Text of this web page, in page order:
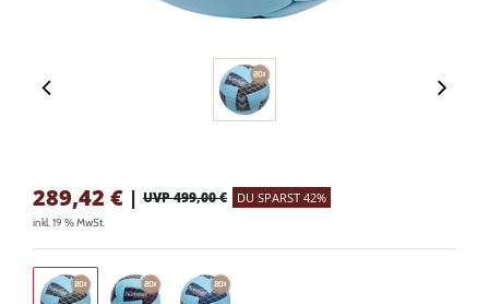
289,42 € | UVP 499,00 € DU SPARST 42%
inkl. 19 % MwSt.